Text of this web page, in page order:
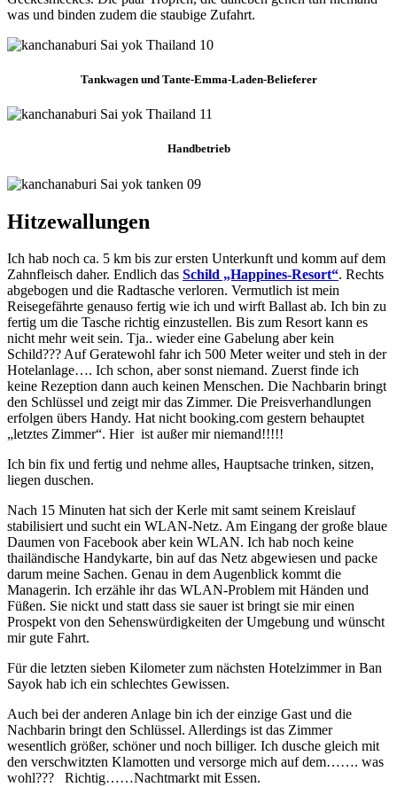
was und binden zudem die staubige Zufahrt.
Tankwagen und Tante-Emma-Laden-Belieferer
Handbetrieb
Hitzewallungen
Ich hab noch ca. 5 km bis zur ersten Unterkunft und komm auf dem
Zahnfleisch daher. Endlich das Schild „Happines-Resort“. Rechts
abgebogen und die Radtasche verloren. Vermutlich ist mein
Reisegefährte genauso fertig wie ich und wirft Ballast ab. Ich bin zu
fertig um die Tasche richtig einzustellen. Bis zum Resort kann es
nicht mehr weit sein. Tja.. wieder eine Gabelung aber kein
Schild??? Auf Geratewohl fahr ich 500 Meter weiter und steh in der
Hotelanlage…. Ich schon, aber sonst niemand. Zuerst finde ich
keine Rezeption dann auch keinen Menschen. Die Nachbarin bringt
den Schlüssel und zeigt mir das Zimmer. Die Preisverhandlungen
erfolgen übers Handy. Hat nicht booking.com gestern behauptet
„letztes Zimmer“. Hier ist außer mir niemand!!!!!
Ich bin fix und fertig und nehme alles, Hauptsache trinken, sitzen,
liegen duschen.
Nach 15 Minuten hat sich der Kerle mit samt seinem Kreislauf
stabilisiert und sucht ein WLAN-Netz. Am Eingang der große blaue
Daumen von Facebook aber kein WLAN. Ich hab noch keine
thailändische Handykarte, bin auf das Netz abgewiesen und packe
darum meine Sachen. Genau in dem Augenblick kommt die
Managerin. Ich erzähle ihr das WLAN-Problem mit Händen und
Füßen. Sie nickt und statt dass sie sauer ist bringt sie mir einen
Prospekt von den Sehenswürdigkeiten der Umgebung und wünscht
mir gute Fahrt.
Für die letzten sieben Kilometer zum nächsten Hotelzimmer in Ban
Sayok hab ich ein schlechtes Gewissen.
Auch bei der anderen Anlage bin ich der einzige Gast und die
Nachbarin bringt den Schlüssel. Allerdings ist das Zimmer
wesentlich größer, schöner und noch billiger. Ich dusche gleich mit
den verschwitzten Klamotten und versorge mich auf dem……. was
wohl??? Richtig……Nachtmarkt mit Essen.